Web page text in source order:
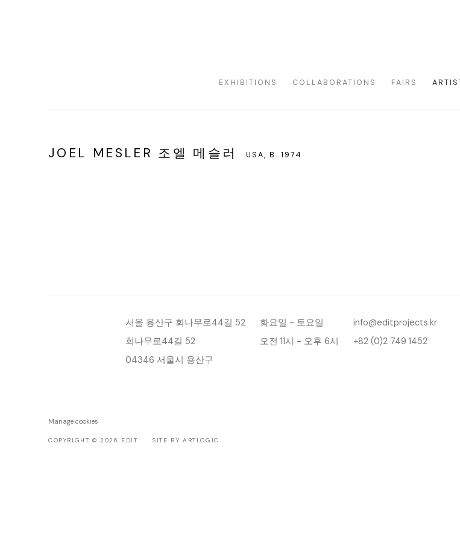
EXHIBITIONS COLLABORATIONS FAIRS
JOEL MESLER 조엘 메슬러 USA, B. 1974
서울 용산구 회나무로44길 52
회나무로44길 52
04346 서울시 용산구
화요일 - 토요일
오전 11시 - 오후 6시
info@editprojects.kr
+82 (0)2 749 1452
Manage cookies
COPYRIGHT © 2026 EDIT SITE BY ARTLOGIC